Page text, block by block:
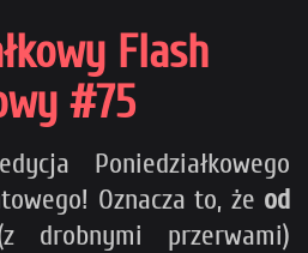
Flash
#75
Poniedziałkowego
Oznacza to, że od
drobnymi przerwami)